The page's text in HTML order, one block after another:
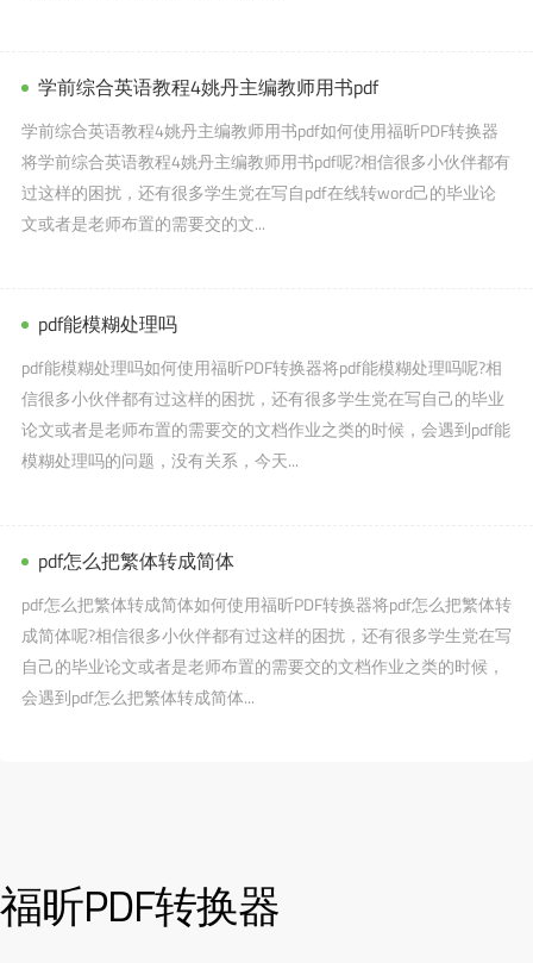
学前综合英语教程4姚丹主编教师用书pdf
学前综合英语教程4姚丹主编教师用书pdf如何使用福昕PDF转换器
将学前综合英语教程4姚丹主编教师用书pdf呢?相信很多小伙伴都有
过这样的困扰，还有很多学生党在写自pdf在线转word己的毕业论
文或者是老师布置的需要交的文...
pdf能模糊处理吗
pdf能模糊处理吗如何使用福昕PDF转换器将pdf能模糊处理吗呢?相
信很多小伙伴都有过这样的困扰，还有很多学生党在写自己的毕业
论文或者是老师布置的需要交的文档作业之类的时候，会遇到pdf能
模糊处理吗的问题，没有关系，今天...
pdf怎么把繁体转成简体
pdf怎么把繁体转成简体如何使用福昕PDF转换器将pdf怎么把繁体转
成简体呢?相信很多小伙伴都有过这样的困扰，还有很多学生党在写
自己的毕业论文或者是老师布置的需要交的文档作业之类的时候，
会遇到pdf怎么把繁体转成简体...
福昕PDF转换器